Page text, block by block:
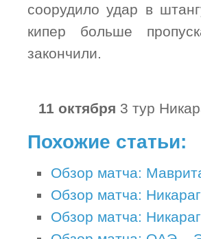
соорудило удар в
кипер больше
закончили.
11 октября 3 тур
Похожие статьи:
Обзор матча:
Обзор матча:
Обзор матча: